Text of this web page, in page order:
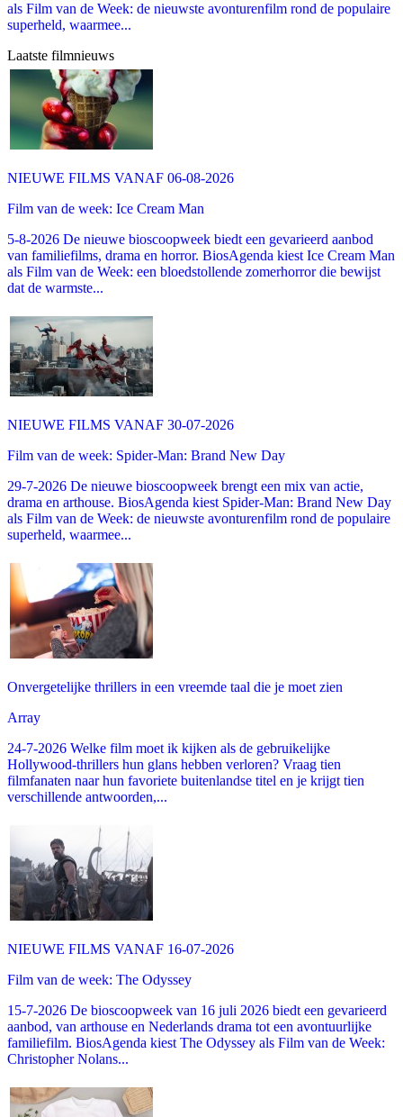
als Film van de Week: de nieuwste avonturenfilm rond de populaire
superheld, waarmee...
Laatste filmnieuws
NIEUWE FILMS VANAF 06-08-2026
Film van de week: Ice Cream Man
5-8-2026 De nieuwe bioscoopweek biedt een gevarieerd aanbod
van familiefilms, drama en horror. BiosAgenda kiest Ice Cream Man
als Film van de Week: een bloedstollende zomerhorror die bewijst
dat de warmste...
NIEUWE FILMS VANAF 30-07-2026
Film van de week: Spider-Man: Brand New Day
29-7-2026 De nieuwe bioscoopweek brengt een mix van actie,
drama en arthouse. BiosAgenda kiest Spider-Man: Brand New Day
als Film van de Week: de nieuwste avonturenfilm rond de populaire
superheld, waarmee...
Onvergetelijke thrillers in een vreemde taal die je moet zien
Array
24-7-2026 Welke film moet ik kijken als de gebruikelijke
Hollywood-thrillers hun glans hebben verloren? Vraag tien
filmfanaten naar hun favoriete buitenlandse titel en je krijgt tien
verschillende antwoorden,...
NIEUWE FILMS VANAF 16-07-2026
Film van de week: The Odyssey
15-7-2026 De bioscoopweek van 16 juli 2026 biedt een gevarieerd
aanbod, van arthouse en Nederlands drama tot een avontuurlijke
familiefilm. BiosAgenda kiest The Odyssey als Film van de Week:
Christopher Nolans...